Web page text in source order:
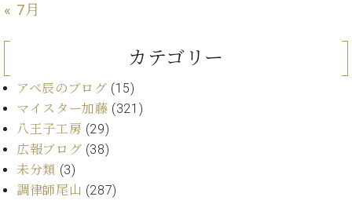
ピ
ア
ノ
ベ
ヒ
入
ー
ル・
タ
ジ
オ
代
催
ン
ト
コ
イ
ン
・
セ
ン
ト
ラ
ム
« 7月
カテゴリー
アベ辰のブログ (15)
マイスター加藤 (321)
八王子工房 (29)
広報ブログ (38)
未分類 (3)
調律師尾山 (287)